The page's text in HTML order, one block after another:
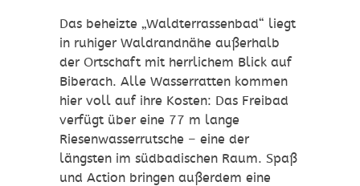
Das beheizte „Waldterrassenbad“ liegt
in ruhiger Waldrandnähe außerhalb
der Ortschaft mit herrlichem Blick auf
Biberach. Alle Wasserratten kommen
hier voll auf ihre Kosten: Das Freibad
verfügt über eine 77 m lange
Riesenwasserrutsche – eine der
längsten im südbadischen Raum. Spaß
und Action bringen außerdem eine